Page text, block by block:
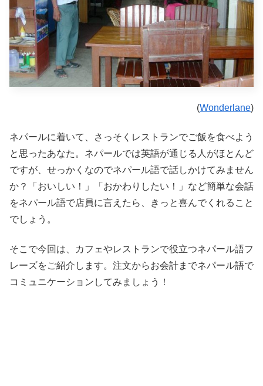
(Wonderlane)
ネパールに着いて、さっそくレストランでご飯を食べよう
と思ったあなた。ネパールでは英語が通じる人がほとんど
ですが、せっかくなのでネパール語で話しかけてみません
か？「おいしい！」「おかわりしたい！」など簡単な会話
をネパール語で店員に言えたら、きっと喜んでくれること
でしょう。
そこで今回は、カフェやレストランで役立つネパール語フ
レーズをご紹介します。注文からお会計までネパール語で
コミュニケーションしてみましょう！